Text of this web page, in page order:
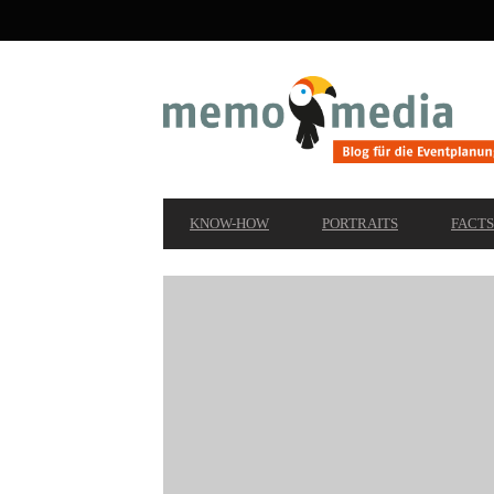
NAVIGATION
NAVIGATION
KNOW-HOW PORTRAITS FACTS